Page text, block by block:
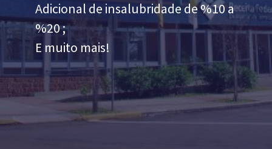
Adicional de insalubridade de %10 a
%20 ;
E muito mais!